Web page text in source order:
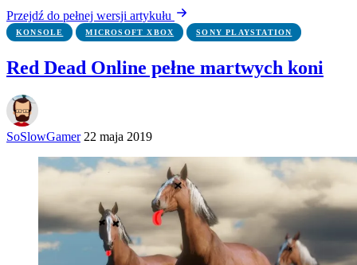
Przejdź do pełnej wersji artykułu
KONSOLE MICROSOFT XBOX SONY PLAYSTATION
Red Dead Online pełne martwych koni
SoSlowGamer 22 maja 2019